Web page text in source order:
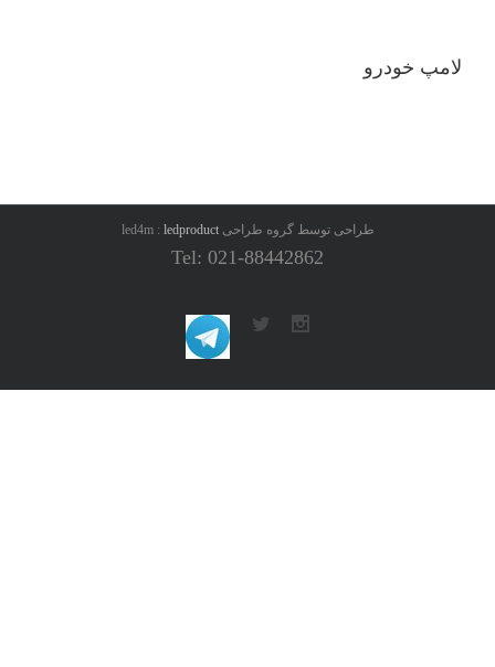
لامپ خودرو
طراحی توسط گروه طراحی led4m :ledproduct
Tel: 021-88442862